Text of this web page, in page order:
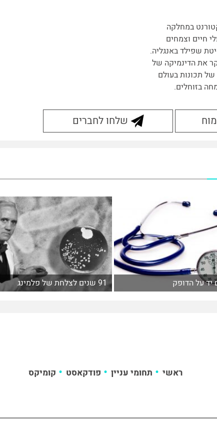
במחלקה
חיים וצמחים
שפילד באנגליה.
את הדינמיקה של
של תכונות בעולם
בזוחלים.
שלחו לחברים
יד על הדופק 91 שנים לצלחת של פלמינג
ראשי תחומי עניין פודקאסט קומיקס